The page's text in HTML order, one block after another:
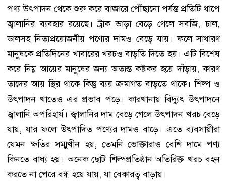
পণ্য উৎপাদন থেকে শুরু করে বাজারে পৌঁছানো পর্যন্ত প্রতিটি ধাপে
জ্বালানির ব্যবহার রয়েছে। ট্রাক ভাড়া বেড়ে গেলে সবজি, চাল,
ডালসহ নিত্যপ্রয়োজনীয় পণ্যের দামও বেড়ে যায়। ফলে সাধারণ
মানুষকে প্রতিদিনের খাবারের খরচও বাড়তি দিতে হয়। এটি বিশেষ
করে নিম্ন আয়ের মানুষের জন্য অত্যন্ত কষ্টকর হয়ে দাঁড়ায়, কারণ
তাদের আয় স্থির থাকে কিন্তু ব্যয় ক্রমাগত বাড়তে থাকে। শিল্প ও
উৎপাদন খাতেও এর প্রভাব পড়ে। কারখানায় বিদ্যুৎ উৎপাদনে
জ্বালানি অপরিহার্য। জ্বালানির দাম বেড়ে গেলে উৎপাদন খরচ বেড়ে
যায়, যার ফলে উৎপাদিত পণ্যের দামও বাড়ে। এতে ব্যবসায়ীরা
যেমন ক্ষতির সম্মুখীন হয়, তেমনি ভোক্তারাও বেশি দামে পণ্য
কিনতে বাধ্য হয়। অনেক ছোট শিল্পপ্রতিষ্ঠান অতিরিক্ত খরচ বহন
করতে না পেরে বন্ধ হয়ে যায়, যা বেকারত্ব বাড়ায়।